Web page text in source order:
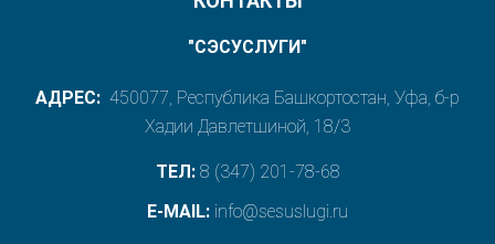
"СЭСУСЛУГИ"
АДРЕС: 450077, Республика Башкортостан, Уфа, б-р
Хадии Давлетшиной, 18/3
ТЕЛ: 8 (347) 201-78-68
E-MAIL: info@sesuslugi.ru